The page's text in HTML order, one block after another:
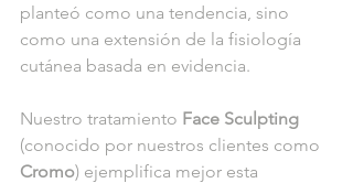
planteó como una tendencia, sino
como una extensión de la fisiología
cutánea basada en evidencia.
Nuestro tratamiento Face Sculpting
(conocido por nuestros clientes como
Cromo) ejemplifica mejor esta